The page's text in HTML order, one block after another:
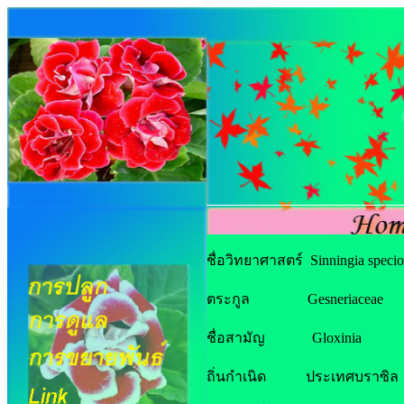
ชื่อวิทยาศาสตร์ Sinningia
ตระกูล Gesneriaceae
ชื่อสามัญ Gloxinia
ถิ่นกำเนิด ประเทศบราซิล